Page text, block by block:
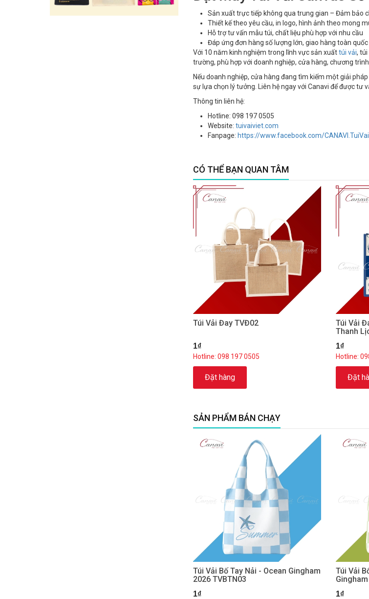
Sản xuất trực tiếp không qua trung gian – Đảm bảo
Thiết kế theo yêu cầu, in logo, hình ảnh theo mong
Hỗ trợ tư vấn mẫu túi, chất liệu phù hợp với nhu cầu
Đáp ứng đơn hàng số lượng lớn, giao hàng toàn quốc
Với 10 năm kinh nghiệm trong lĩnh vực sản xuấttúi vải,
trường, phù hợp với doanh nghiệp, cửa hàng, chương
Nếu doanh nghiệp, cửa hàng đang tìm kiếm một giải
sự lựa chọn lý tưởng. Liên hệ ngay với Canavi để được tư
Thông tin liên hệ:
Hotline: 098 197 0505‬
Website: tuivaiviet.com
Fanpage: https://www.facebook.com/
CÓ THỂ BẠN QUAN TÂM
Túi Vải Đay TVĐ02
1₫
Hotline: 098 197 0505
Đặt hàng
Túi Vải
Thanh
1₫
Hotline:
Đặt
SẢN PHẨM BÁN CHẠY
Túi Vải Bố Tay Nải - Ocean Gingham
2026 TVBTN03
1₫
Túi Vải
1₫